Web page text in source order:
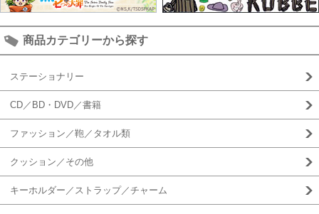
商品カテゴリーから探す
ステーショナリー
CD／BD・DVD／書籍
ファッション／鞄／タオル類
クッション／その他
キーホルダー／ストラップ／チャーム